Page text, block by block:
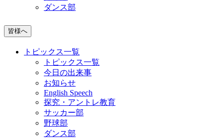
ダンス部
皆様へ
トピックス一覧
トピックス一覧
今日の出来事
お知らせ
English Speech
探究・アントレ教育
サッカー部
野球部
ダンス部